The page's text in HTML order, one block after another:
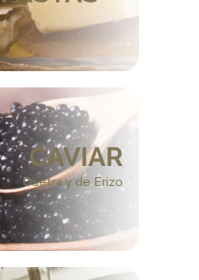
CAVIAR
Osetra y de Erizo